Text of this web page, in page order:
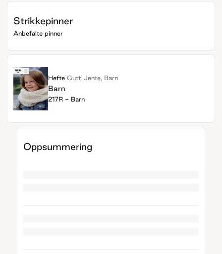
Strikkepinner
Anbefalte pinner
Hefte Gutt, Jente, Barn
Barn
217R - Barn
Oppsummering